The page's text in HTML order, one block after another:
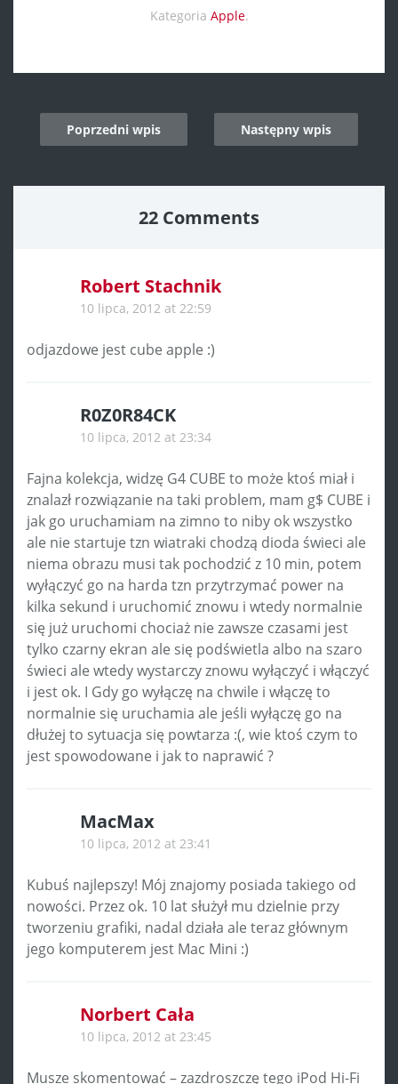
Kategoria Apple.
Post
navigation
Poprzedni wpis Następny wpis
22 Comments
Robert Stachnik
10 lipca, 2012 at 22:59
odjazdowe jest cube apple :)
R0Z0R84CK
10 lipca, 2012 at 23:34
Fajna kolekcja, widzę G4 CUBE to może ktoś miał i
znalazł rozwiązanie na taki problem, mam g$ CUBE i
jak go uruchamiam na zimno to niby ok wszystko
ale nie startuje tzn wiatraki chodzą dioda świeci ale
niema obrazu musi tak pochodzić z 10 min, potem
wyłączyć go na harda tzn przytrzymać power na
kilka sekund i uruchomić znowu i wtedy normalnie
się już uruchomi chociaż nie zawsze czasami jest
tylko czarny ekran ale się podświetla albo na szaro
świeci ale wtedy wystarczy znowu wyłączyć i włączyć
i jest ok. I Gdy go wyłączę na chwile i włączę to
normalnie się uruchamia ale jeśli wyłączę go na
dłużej to sytuacja się powtarza :(, wie ktoś czym to
jest spowodowane i jak to naprawić ?
MacMax
10 lipca, 2012 at 23:41
Kubuś najlepszy! Mój znajomy posiada takiego od
nowości. Przez ok. 10 lat służył mu dzielnie przy
tworzeniu grafiki, nadal działa ale teraz głównym
jego komputerem jest Mac Mini :)
Norbert Cała
10 lipca, 2012 at 23:45
Musze skomentować – zazdroszczę tego iPod Hi-Fi